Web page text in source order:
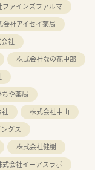
ファインズファルマ
会社アイセイ薬局
社
株式会社なの花中部
や薬局
社
株式会社中山
グス
株式会社健樹
式会社イーアスラボ